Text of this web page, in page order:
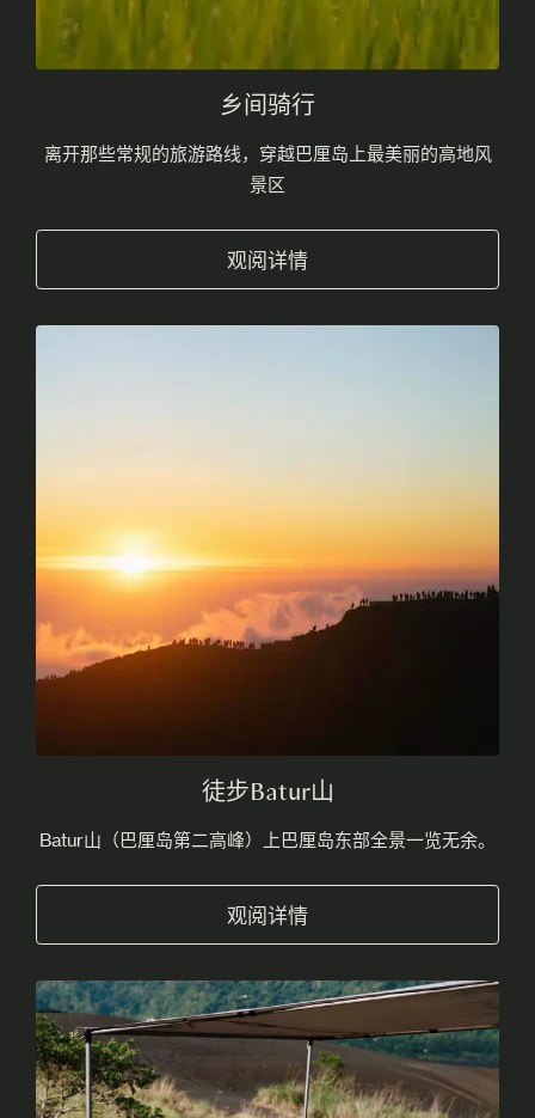
乡间骑行
离开那些常规的旅游路线，穿越巴厘岛上最美丽的高地风
景区
观阅详情
徒步Batur山
Batur山（巴厘岛第二高峰）上巴厘岛东部全景一览无余。
观阅详情